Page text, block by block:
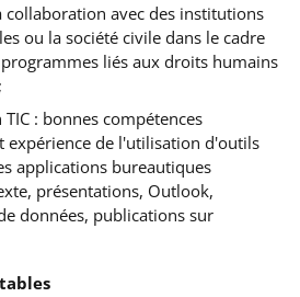
collaboration avec des institutions
ou la société civile dans le cadre
liés aux droits humains
: bonnes compétences
expérience de l'utilisation d'outils
applications bureautiques
présentations, Outlook,
données, publications sur